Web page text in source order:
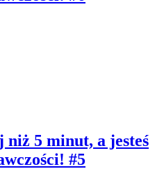
niż 5 minut, a jesteś
#5